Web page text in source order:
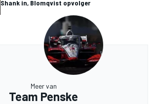
Shank in, Blomqvist opvolger
Meer van
Team Penske